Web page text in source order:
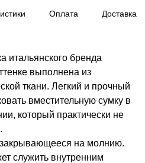
Оплата Доставка
итальянского бренда
выполнена из
ткани. Легкий и прочный
вместительную сумку в
который практически не
на молнию.
служить внутренним